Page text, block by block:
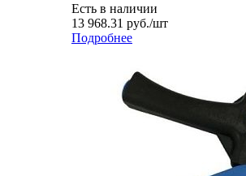
Есть в наличии
13 968.31 руб./шт
Подробнее